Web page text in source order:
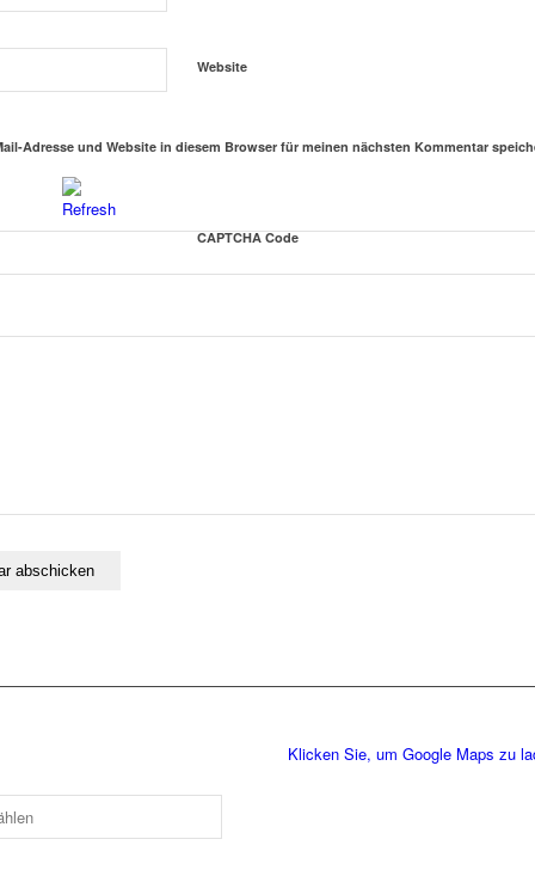
Website
Adresse und Website in diesem Browser für meinen nächsten Kommentar
CAPTCHA Code
Klicken Sie, um Google Maps zu